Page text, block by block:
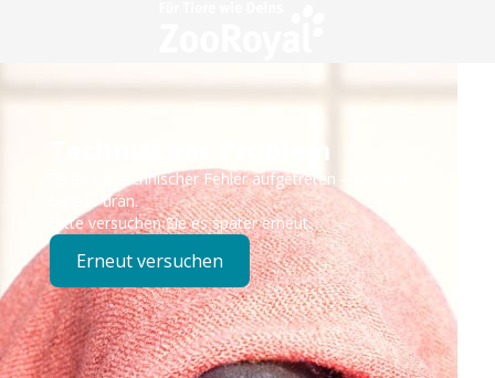
Technisches Problem
Es ist ein technischer Fehler aufgetreten – wir sind
bereits dran.
Bitte versuchen Sie es später erneut.
Erneut versuchen